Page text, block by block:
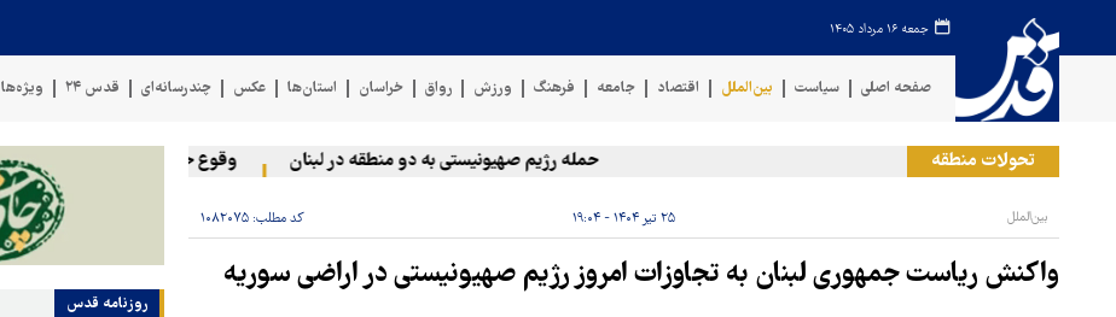
جمعه ۱۶ مرداد ۱۴۰۵
صفحه اصلی سیاست بین‌الملل اقتصاد جامعه فرهنگ ورزش رواق خراسان استان‌ها عکس چندرسانه‌ای قدس ۲۴ ویژه‌ها
تحولات منطقه حمله رژیم صهیونیستی به دو منطقه در لبنان وقوع حادثه دریایی در سواحل عمان
بین‌الملل ۲۵ تیر ۱۴۰۴ - ۱۹:۰۴ کد مطلب: ۱۰۸۲۰۷۵
واکنش ریاست جمهوری لبنان به تجاوزات امروز رژیم صهیونیستی در اراضی سوریه
روزنامه قدس